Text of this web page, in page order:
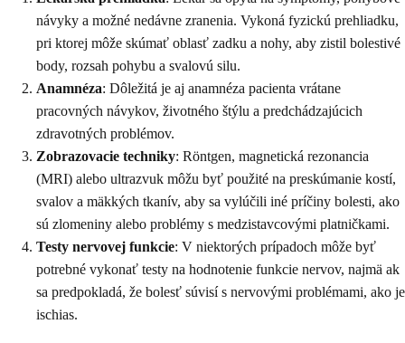
návyky a možné nedávne zranenia. Vykoná fyzickú prehliadku,
pri ktorej môže skúmať oblasť zadku a nohy, aby zistil bolestivé
body, rozsah pohybu a svalovú silu.
Anamnéza: Dôležitá je aj anamnéza pacienta vrátane
pracovných návykov, životného štýlu a predchádzajúcich
zdravotných problémov.
Zobrazovacie techniky: Röntgen, magnetická rezonancia
(MRI) alebo ultrazvuk môžu byť použité na preskúmanie kostí,
svalov a mäkkých tkanív, aby sa vylúčili iné príčiny bolesti, ako
sú zlomeniny alebo problémy s medzistavcovými platničkami.
Testy nervovej funkcie: V niektorých prípadoch môže byť
potrebné vykonať testy na hodnotenie funkcie nervov, najmä ak
sa predpokladá, že bolesť súvisí s nervovými problémami, ako je
ischias.